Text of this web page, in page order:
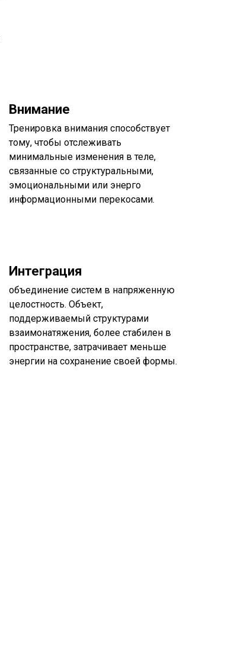
Внимание
Тренировка внимания способствует
тому, чтобы отслеживать
минимальные изменения в теле,
связанные со структуральными,
эмоциональными или энерго
информационными перекосами.
Интеграция
объединение систем в напряженную
целостность. Объект,
поддерживаемый структурами
взаимонатяжения, более стабилен в
пространстве, затрачивает меньше
энергии на сохранение своей формы.